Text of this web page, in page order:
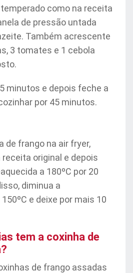
como na receita
de pressão untada
Também acrescente
3 tomates e 1 cebola
minutos e depois feche a
por 45 minutos.
de frango na air fryer,
original e depois
a 180ºC por 20
diminua a
e deixe por mais 10
tem a coxinha de
de frango assadas